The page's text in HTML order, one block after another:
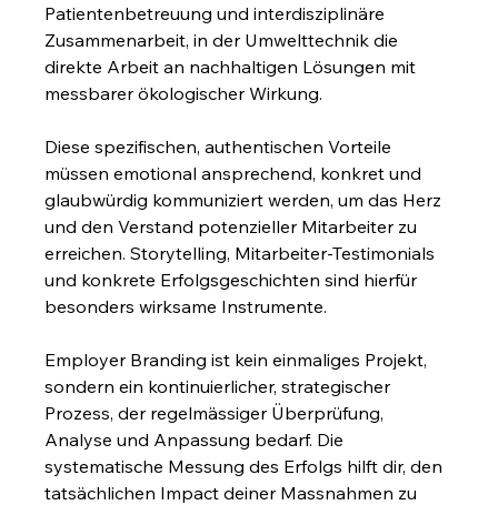
Patientenbetreuung und interdisziplinäre
Zusammenarbeit, in der Umwelttechnik die
direkte Arbeit an nachhaltigen Lösungen mit
messbarer ökologischer Wirkung.
Diese spezifischen, authentischen Vorteile
müssen emotional ansprechend, konkret und
glaubwürdig kommuniziert werden, um das Herz
und den Verstand potenzieller Mitarbeiter zu
erreichen. Storytelling, Mitarbeiter-Testimonials
und konkrete Erfolgsgeschichten sind hierfür
besonders wirksame Instrumente.
Employer Branding ist kein einmaliges Projekt,
sondern ein kontinuierlicher, strategischer
Prozess, der regelmässiger Überprüfung,
Analyse und Anpassung bedarf. Die
systematische Messung des Erfolgs hilft dir, den
tatsächlichen Impact deiner Massnahmen zu